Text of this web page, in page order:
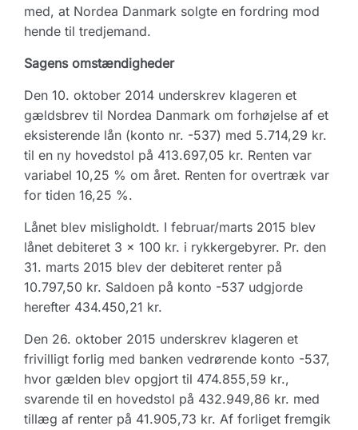
med, at Nordea Danmark solgte en fordring mod
hende til tredjemand.
Sagens omstændigheder
Den 10. oktober 2014 underskrev klageren et
gældsbrev til Nordea Danmark om forhøjelse af et
eksisterende lån (konto nr. -537) med 5.714,29 kr.
til en ny hovedstol på 413.697,05 kr. Renten var
variabel 10,25 % om året. Renten for overtræk var
for tiden 16,25 %.
Lånet blev misligholdt. I februar/marts 2015 blev
lånet debiteret 3 x 100 kr. i rykkergebyrer. Pr. den
31. marts 2015 blev der debiteret renter på
10.797,50 kr. Saldoen på konto -537 udgjorde
herefter 434.450,21 kr.
Den 26. oktober 2015 underskrev klageren et
frivilligt forlig med banken vedrørende konto -537,
hvor gælden blev opgjort til 474.855,59 kr.,
svarende til en hovedstol på 432.949,86 kr. med
tillæg af renter på 41.905,73 kr. Af forliget fremgik